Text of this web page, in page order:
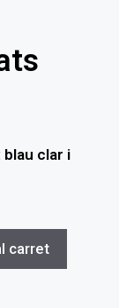
blau clar i
carret